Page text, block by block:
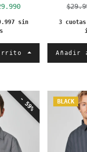
de oferta
sin
3
- 59% BLACK